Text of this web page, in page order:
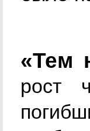
«Тем
рост